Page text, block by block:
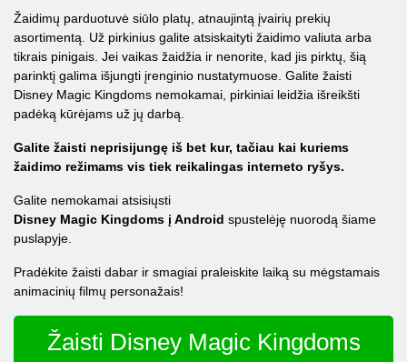
Žaidimų parduotuvė siūlo platų, atnaujintą įvairių prekių
asortimentą. Už pirkinius galite atsiskaityti žaidimo valiuta arba
tikrais pinigais. Jei vaikas žaidžia ir nenorite, kad jis pirktų, šią
parinktį galima išjungti įrenginio nustatymuose. Galite žaisti
Disney Magic Kingdoms nemokamai, pirkiniai leidžia išreikšti
padėką kūrėjams už jų darbą.
Galite žaisti neprisijungę iš bet kur, tačiau kai kuriems
žaidimo režimams vis tiek reikalingas interneto ryšys.
Galite nemokamai atsisiųsti
Disney Magic Kingdoms į Android spustelėję nuorodą šiame
puslapyje.
Pradėkite žaisti dabar ir smagiai praleiskite laiką su mėgstamais
animacinių filmų personažais!
Žaisti Disney Magic Kingdoms